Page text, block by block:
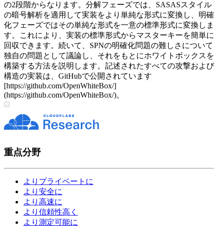
の2段階からなります。分解フェーズでは、SASASスタイル
の暗号解析を適用して実装をより単純な形式に変換し、明確
化フェーズではその単純な形式を一意の標準形式に変換しま
す。これにより、実装の標準形式からマスターキーを簡単に
回収できます。続いて、SPNの明確化問題の難しさについて
独自の問題として議論し、それをもとにホワイトボックスを
構築する方法を説明します。記述されたすべての攻撃および
構造の実装は、GitHubで公開されています
[https://github.com/OpenWhiteBox/]
(https://github.com/OpenWhiteBox/)。
重点分野
よりプライベートに
より安全に
より高速に
より信頼性高く
より測定可能に